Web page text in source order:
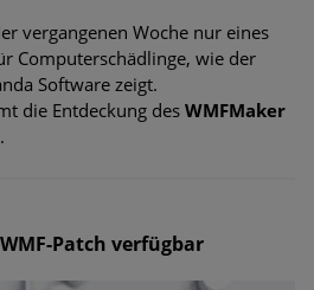
vergangenen Woche nur eines
Computerschädlinge, wie der
Software zeigt.
die Entdeckung des WMFMaker
Patch verfügbar